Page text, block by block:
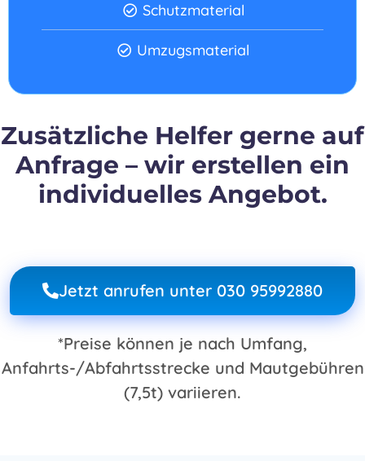
Schutzmaterial
Umzugsmaterial
Zusätzliche Helfer gerne auf
Anfrage – wir erstellen ein
individuelles Angebot.
Jetzt anrufen unter 030 95992880
*Preise können je nach Umfang,
Anfahrts-/Abfahrtsstrecke und Mautgebühren
(7,5t) variieren.